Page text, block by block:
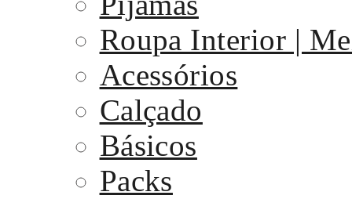
Roupa Interior |
Acessórios
Calçado
Básicos
Packs